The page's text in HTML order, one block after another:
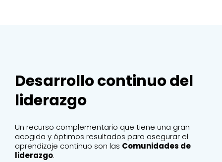
Desarrollo continuo del
liderazgo
Un recurso complementario que tiene una gran
acogida y óptimos resultados para asegurar el
aprendizaje continuo son las Comunidades de
liderazgo.